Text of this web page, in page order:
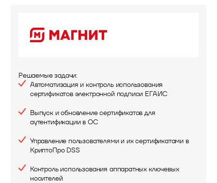
Решаемые задачи:
Автоматизация и контроль использования
сертификатов электронной подписи ЕГАИС
Выпуск и обновление сертификатов для
аутентификации в ОС
Управление пользователями и их сертификатами в
КриптоПро DSS
Контроль использования аппаратных ключевых
носителей